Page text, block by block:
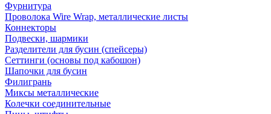
Фурнитура
Проволока Wire Wrap, металлические листы
Коннекторы
Подвески, шармики
Разделители для бусин (спейсеры)
Сеттинги (основы под кабошон)
Шапочки для бусин
Филигрань
Миксы металлические
Колечки соединительные